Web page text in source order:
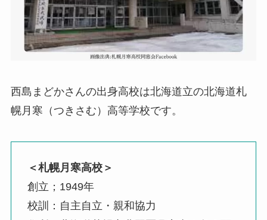
西島まどかさんの出身高校は北海道立の北海道札
幌月寒（つきさむ）高等学校です。
＜札幌月寒高校＞
創立；1949年
校訓：自主自立・親和協力